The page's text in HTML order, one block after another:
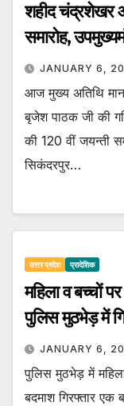
शहीद चंद्रशेखर
समारोह,
JANUARY 6,
आज मुख्य अतिथि
बृजेश पाठक जी की
की 120 वीं जयन्ती
सिकंदरपुर…
उत्तर प्रदेश प्रादेशिक
महिला व बच्चों
पुलिस मुठभेड़ में
JANUARY 6,
पुलिस मुठभेड़ में
बदमाश गिरफ्तार एक